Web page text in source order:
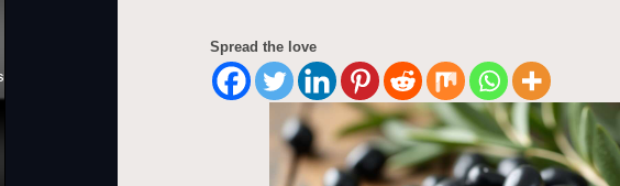
Spread the love